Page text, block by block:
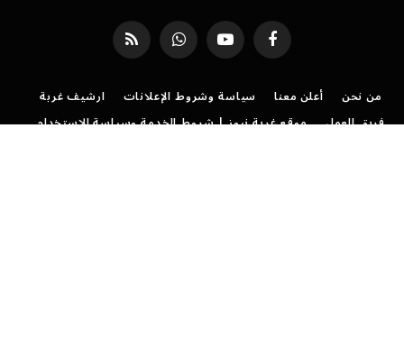
فيسبوك يوتيوب واتساب RSS
من نحن أعلن معنا سياسة وشروط الإعلانات
ارشيف غربة
فريق العمل
موقع غربة نيوز | شروط الخدمة وسياسة الاستخدام